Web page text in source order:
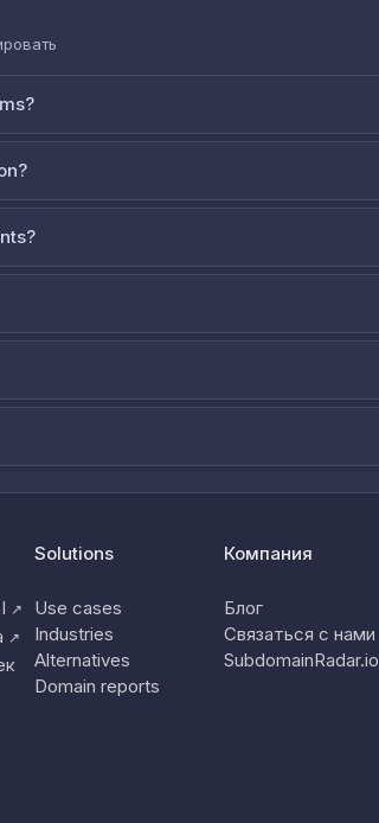
↗
↗
Solutions
Use cases
Industries
Alternatives
Domain reports
Компания
Блог
Связаться с нами
SubdomainRadar.io